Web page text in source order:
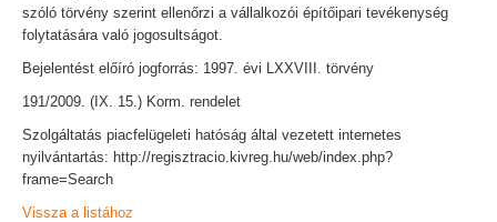
szóló törvény szerint ellenőrzi a vállalkozói építőipari tevékenység
folytatására való jogosultságot.
Bejelentést előíró jogforrás: 1997. évi LXXVIII. törvény
191/2009. (IX. 15.) Korm. rendelet
Szolgáltatás piacfelügeleti hatóság által vezetett internetes
nyilvántartás: http://regisztracio.kivreg.hu/web/index.php?
frame=Search
Vissza a listához